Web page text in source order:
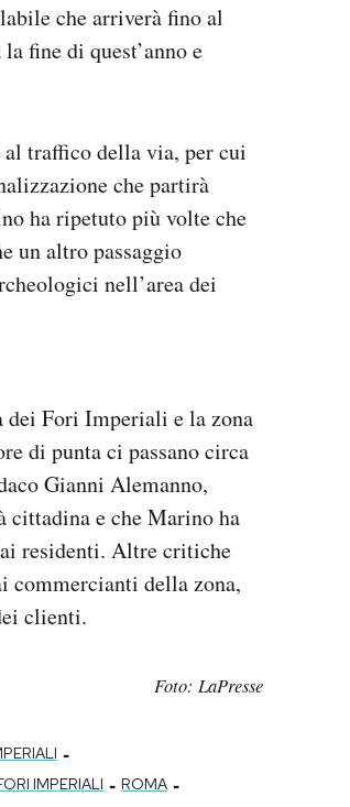
che arriverà fino al
fine di quest’anno e
traffico della via, per cui
che partirà
ha ripetuto più volte che
un altro passaggio
nell’area dei
dei Fori Imperiali e la zona
di punta ci passano circa
Gianni Alemanno,
e che Marino ha
residenti. Altre critiche
commercianti della zona,
clienti.
Foto: LaPresse
-
IMPERIALI - ROMA -